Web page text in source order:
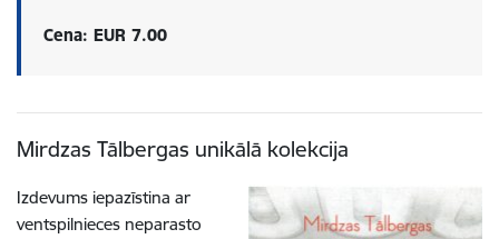
Cena: EUR 7.00
Mirdzas Tālbergas unikālā kolekcija
Izdevums iepazīstina ar
ventspilnieces neparasto